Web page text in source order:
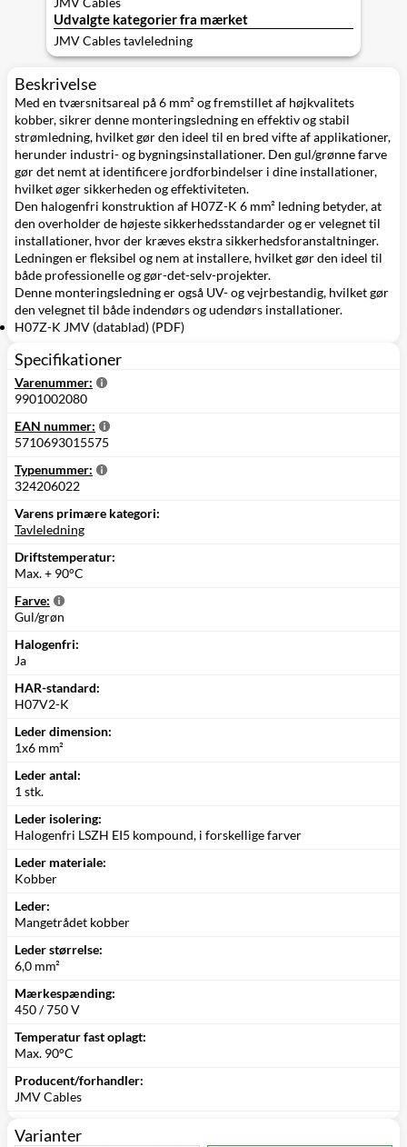
Udvalgte kategorier fra mærket
JMV Cables tavleledning
Beskrivelse
Med en tværsnitsareal på 6 mm² og fremstillet af højkvalitets
kobber, sikrer denne monteringsledning en effektiv og stabil
strømledning, hvilket gør den ideel til en bred vifte af applikationer,
herunder industri- og bygningsinstallationer. Den gul/grønne farve
gør det nemt at identificere jordforbindelser i dine installationer,
hvilket øger sikkerheden og effektiviteten.
Den halogenfri konstruktion af H07Z-K 6 mm² ledning betyder, at
den overholder de højeste sikkerhedsstandarder og er velegnet til
installationer, hvor der kræves ekstra sikkerhedsforanstaltninger.
Ledningen er fleksibel og nem at installere, hvilket gør den ideel til
både professionelle og gør-det-selv-projekter.
Denne monteringsledning er også UV- og vejrbestandig, hvilket gør
den velegnet til både indendørs og udendørs installationer.
H07Z-K JMV (datablad) (PDF)
Specifikationer
Varenummer:
9901002080
EAN nummer:
5710693015575
Typenummer:
324206022
Varens primære kategori:
Tavleledning
Driftstemperatur:
Max. + 90°C
Farve:
Gul/grøn
Halogenfri:
Ja
HAR-standard:
H07V2-K
Leder dimension:
1x6 mm²
Leder antal:
1 stk.
Leder isolering:
Halogenfri LSZH EI5 kompound, i forskellige farver
Leder materiale:
Kobber
Leder:
Mangetrådet kobber
Leder størrelse:
6,0 mm²
Mærkespænding:
450 / 750 V
Temperatur fast oplagt:
Max. 90°C
Producent/forhandler:
JMV Cables
Varianter